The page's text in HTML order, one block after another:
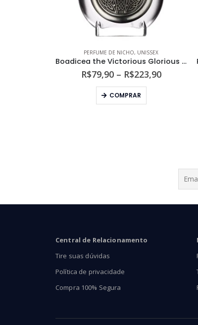
PERFUME DE NICHO, UNISSEX
Boadicea the Victorious Glorious Unissex Eau de Parfum
R$79,90 – R$223,90Faixa
COMPRAR
Este produto tem várias variantes. As opções podem ser escolhidas na página do produto
Central de Relacionamento
Tire suas dúvidas
Política de privacidade
Compra 100% Segura